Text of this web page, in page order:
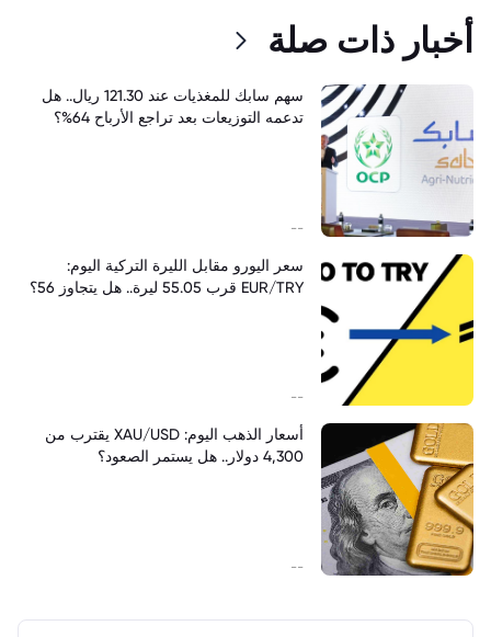
أخبار ذات صلة
سهم سابك للمغذيات عند 121.30 ريال.. هل
تدعمه التوزيعات بعد تراجع الأرباح 64%؟
--
سعر اليورو مقابل الليرة التركية اليوم:
EUR/TRY قرب 55.05 ليرة.. هل يتجاوز 56؟
--
أسعار الذهب اليوم: XAU/USD يقترب من
4,300 دولار.. هل يستمر الصعود؟
--